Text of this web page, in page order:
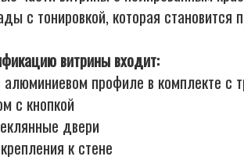
с тонировкой, которая становится
витрины входит:
алюминиевом профиле в комплекте с
с кнопкой
двери
к стене